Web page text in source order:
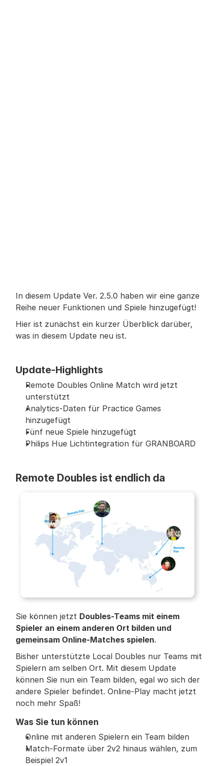
In diesem Update Ver. 2.5.0 haben wir eine ganze
Reihe neuer Funktionen und Spiele hinzugefügt!
Hier ist zunächst ein kurzer Überblick darüber,
was in diesem Update neu ist.
Update-Highlights
Remote Doubles Online Match wird jetzt
unterstützt
Analytics-Daten für Practice Games
hinzugefügt
Fünf neue Spiele hinzugefügt
Philips Hue Lichtintegration für GRANBOARD
Remote Doubles ist endlich da
Sie können jetzt Doubles-Teams mit einem
Spieler an einem anderen Ort bilden und
gemeinsam Online-Matches spielen.
Bisher unterstützte Local Doubles nur Teams mit
Spielern am selben Ort. Mit diesem Update
können Sie nun ein Team bilden, egal wo sich der
andere Spieler befindet. Online-Play macht jetzt
noch mehr Spaß!
Was Sie tun können
Online mit anderen Spielern ein Team bilden
Match-Formate über 2v2 hinaus wählen, zum
Beispiel 2v1